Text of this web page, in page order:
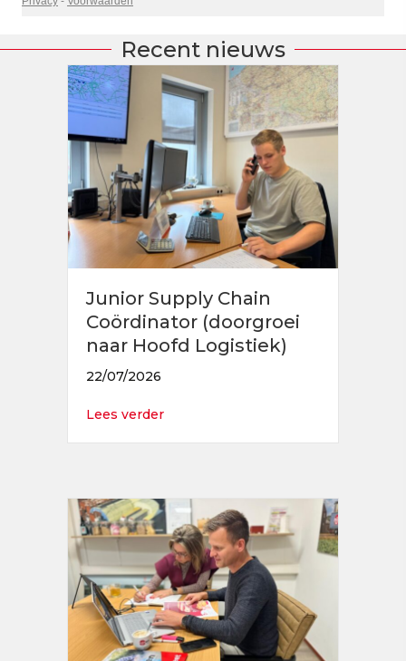
Recent nieuws
Junior Supply Chain
Coördinator (doorgroei
naar Hoofd Logistiek)
22/07/2026
Lees verderabout Junior Supply Chain